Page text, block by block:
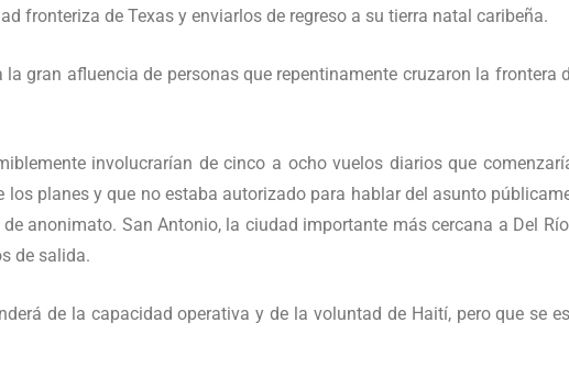
fronteriza de Texas y enviarlos de regreso a su tierra natal caribeña.
gran afluencia de personas que repentinamente cruzaron la frontera
involucrarían de cinco a ocho vuelos diarios que
planes y que no estaba autorizado para hablar del asunto
anonimato. San Antonio, la ciudad importante más cercana a Del
de salida.
de la capacidad operativa y de la voluntad de Haití, pero que se